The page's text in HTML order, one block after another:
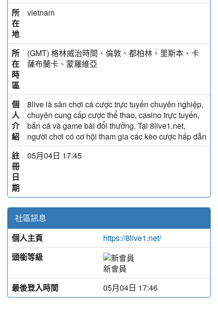
所
在
地
vietnam
所
在
時
區
(GMT) 格林威治時間、倫敦、都柏林、里斯本、卡
薩布蘭卡、蒙羅維亞
個
人
介
紹
8live là sân chơi cá cược trực tuyến chuyên nghiệp,
chuyên cung cấp cược thể thao, casino trực tuyến,
bắn cá và game bài đổi thưởng. Tại 8live1.net,
người chơi có cơ hội tham gia các kèo cược hấp dẫn
註
冊
日
期
05月04日 17:45
社區訊息
個人主頁
https://8live1.net/
頭銜等級
新會員
最後登入時間
05月04日 17:46